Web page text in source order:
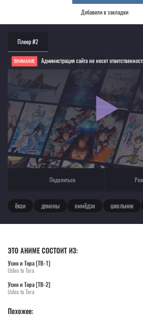
Добавили в закладки:
Плеер #2
ВНИМАНИЕ Администрация сайта не несет
Если видео не работает, обновите страницу или выберите
Для просмотра некоторых аниме необходимо установить
Текущее воспроизведение：Усио и Тора [ТВ-1]
Поделиться
ёкаи демоны оммёдзи школьник
ЭТО АНИМЕ СОСТОИТ ИЗ:
Усио и Тора [ТВ-1]
Ushio to Tora
Усио и Тора [ТВ-2]
Ushio to Tora
Похожее: